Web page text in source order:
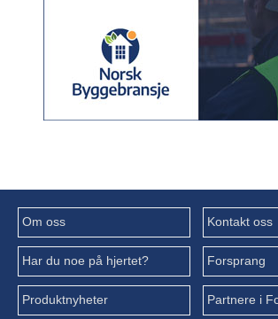
Om oss Kontakt oss
Har du noe på hjertet? Forsprang
Produktnyheter Partnere i